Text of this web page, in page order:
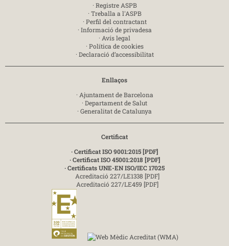
· Registre ASPB
· Treballa a l'ASPB
· Perfil del contractant
· Informació de privadesa
· Avís legal
· Política de cookies
· Declaració d’accessibilitat
Enllaços
· Ajuntament de Barcelona
· Departament de Salut
· Generalitat de Catalunya
Certificat
· Certificat ISO 9001:2015 [PDF]
· Certificat ISO 45001:2018 [PDF]
· Certificats UNE-EN ISO/IEC 17025
Acreditació 227/LE1338 [PDF]
Acreditació 227/LE459 [PDF]